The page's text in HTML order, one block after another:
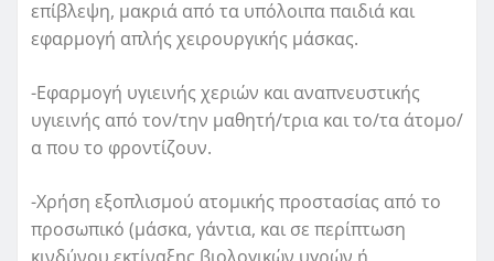
επίβλεψη, μακριά από τα υπόλοιπα παιδιά και
εφαρμογή απλής χειρουργικής μάσκας.
-Εφαρμογή υγιεινής χεριών και αναπνευστικής
υγιεινής από τον/την μαθητή/τρια και το/τα άτομο/
α που το φροντίζουν.
-Χρήση εξοπλισμού ατομικής προστασίας από το
προσωπικό (μάσκα, γάντια, και σε περίπτωση